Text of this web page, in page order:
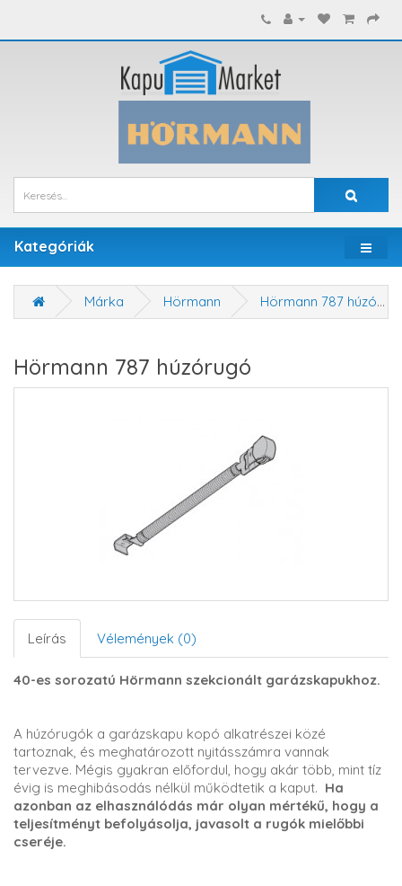
Kategóriák
Márka Hörmann Hörmann 787 húzórugó
Hörmann 787 húzórugó
Leírás Vélemények (0)
40-es sorozatú Hörmann szekcionált garázskapukhoz.
A húzórugók a garázskapu kopó alkatrészei közé
tartoznak, és meghatározott nyitásszámra vannak
tervezve. Mégis gyakran előfordul, hogy akár több, mint tíz
évig is meghibásodás nélkül működtetik a kaput. Ha
azonban az elhasználódás már olyan mértékű, hogy a
teljesítményt befolyásolja, javasolt a rugók mielőbbi
cseréje.